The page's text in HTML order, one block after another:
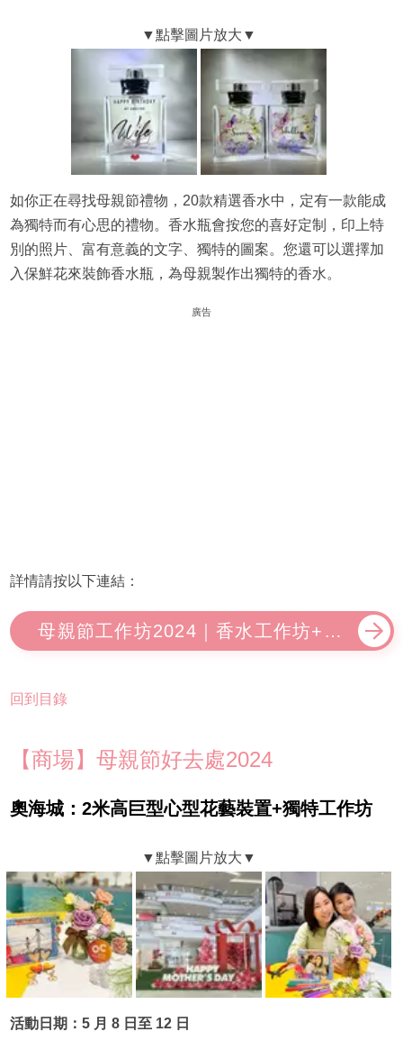
如你正在尋找母親節禮物，20款精選香水中，定有一款能成
為獨特而有心思的禮物。香水瓶會按您的喜好定制，印上特
別的照片、富有意義的文字、獨特的圖案。您還可以選擇加
入保鮮花來裝飾香水瓶，為母親製作出獨特的香水。
廣告
詳情請按以下連結：
母親節工作坊2024｜香水工作坊+線
上DIY香水禮盒 必搶限時6折優惠
回到目錄
【商場】母親節好去處2024
奧海城：2米高巨型心型花藝裝置+獨特工作坊
活動日期：5 月 8 日至 12 日